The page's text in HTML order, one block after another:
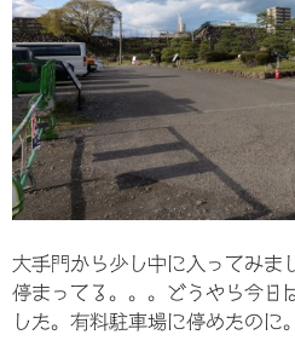
大手門から少し中に入ってみま
停まってる。。。どうやら今日
した。有料駐車場に停めたのに